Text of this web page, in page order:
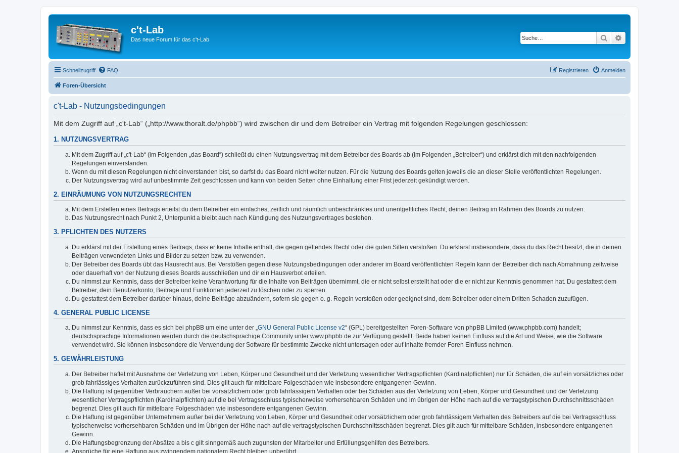
c't-Lab
Das neue Forum für das c't-Lab Suche
Schnellzugriff FAQ Anmelden
Registrieren
Foren-Übersicht
c't-Lab - Nutzungsbedingungen
Mit dem Zugriff auf „c't-Lab“ („http://www.thoralt.de/phpbb“) wird zwischen dir und dem Betreiber ein Vertrag mit folgenden Regelungen geschlossen:
1. NUTZUNGSVERTRAG
Mit dem Zugriff auf „c't-Lab“ (im Folgenden „das Board“) schließt du einen Nutzungsvertrag mit dem Betreiber des Boards ab (im Folgenden „Betreiber“) und erklärst dich mit den nachfolgenden
Regelungen einverstanden.
Wenn du mit diesen Regelungen nicht einverstanden bist, so darfst du das Board nicht weiter nutzen. Für die Nutzung des Boards gelten jeweils die an dieser Stelle veröffentlichten Regelungen.
Der Nutzungsvertrag wird auf unbestimmte Zeit geschlossen und kann von beiden Seiten ohne Einhaltung einer Frist jederzeit gekündigt werden.
2. EINRÄUMUNG VON NUTZUNGSRECHTEN
Mit dem Erstellen eines Beitrags erteilst du dem Betreiber ein einfaches, zeitlich und räumlich unbeschränktes und unentgeltliches Recht, deinen Beitrag im Rahmen des Boards zu nutzen.
Das Nutzungsrecht nach Punkt 2, Unterpunkt a bleibt auch nach Kündigung des Nutzungsvertrages bestehen.
3. PFLICHTEN DES NUTZERS
Du erklärst mit der Erstellung eines Beitrags, dass er keine Inhalte enthält, die gegen geltendes Recht oder die guten Sitten verstoßen. Du erklärst insbesondere, dass du das Recht besitzt, die in deinen
Beiträgen verwendeten Links und Bilder zu setzen bzw. zu verwenden.
Der Betreiber des Boards übt das Hausrecht aus. Bei Verstößen gegen diese Nutzungsbedingungen oder anderer im Board veröffentlichten Regeln kann der Betreiber dich nach Abmahnung zeitweise
oder dauerhaft von der Nutzung dieses Boards ausschließen und dir ein Hausverbot erteilen.
Du nimmst zur Kenntnis, dass der Betreiber keine Verantwortung für die Inhalte von Beiträgen übernimmt, die er nicht selbst erstellt hat oder die er nicht zur Kenntnis genommen hat. Du gestattest dem
Betreiber, dein Benutzerkonto, Beiträge und Funktionen jederzeit zu löschen oder zu sperren.
Du gestattest dem Betreiber darüber hinaus, deine Beiträge abzuändern, sofern sie gegen o. g. Regeln verstoßen oder geeignet sind, dem Betreiber oder einem Dritten Schaden zuzufügen.
4. GENERAL PUBLIC LICENSE
Du nimmst zur Kenntnis, dass es sich bei phpBB um eine unter der „GNU General Public License v2“ (GPL) bereitgestellten Foren-Software von phpBB Limited (www.phpbb.com) handelt;
deutschsprachige Informationen werden durch die deutschsprachige Community unter www.phpbb.de zur Verfügung gestellt. Beide haben keinen Einfluss auf die Art und Weise, wie die Software
verwendet wird. Sie können insbesondere die Verwendung der Software für bestimmte Zwecke nicht untersagen oder auf Inhalte fremder Foren Einfluss nehmen.
5. GEWÄHRLEISTUNG
Der Betreiber haftet mit Ausnahme der Verletzung von Leben, Körper und Gesundheit und der Verletzung wesentlicher Vertragspflichten (Kardinalpflichten) nur für Schäden, die auf ein vorsätzliches oder
grob fahrlässiges Verhalten zurückzuführen sind. Dies gilt auch für mittelbare Folgeschäden wie insbesondere entgangenen Gewinn.
Die Haftung ist gegenüber Verbrauchern außer bei vorsätzlichem oder grob fahrlässigem Verhalten oder bei Schäden aus der Verletzung von Leben, Körper und Gesundheit und der Verletzung
wesentlicher Vertragspflichten (Kardinalpflichten) auf die bei Vertragsschluss typischerweise vorhersehbaren Schäden und im übrigen der Höhe nach auf die vertragstypischen Durchschnittsschäden
begrenzt. Dies gilt auch für mittelbare Folgeschäden wie insbesondere entgangenen Gewinn.
Die Haftung ist gegenüber Unternehmern außer bei der Verletzung von Leben, Körper und Gesundheit oder vorsätzlichem oder grob fahrlässigem Verhalten des Betreibers auf die bei Vertragsschluss
typischerweise vorhersehbaren Schäden und im Übrigen der Höhe nach auf die vertragstypischen Durchschnittsschäden begrenzt. Dies gilt auch für mittelbare Schäden, insbesondere entgangenen
Gewinn.
Die Haftungsbegrenzung der Absätze a bis c gilt sinngemäß auch zugunsten der Mitarbeiter und Erfüllungsgehilfen des Betreibers.
Ansprüche für eine Haftung aus zwingendem nationalem Recht bleiben unberührt.